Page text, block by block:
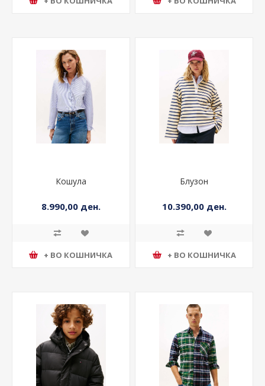
+ ВО КОШНИЧКА + ВО КОШНИЧКА
Кошула
8.990,00 ден.
+ ВО КОШНИЧКА
Блузон
10.390,00 ден.
+ ВО КОШНИЧКА